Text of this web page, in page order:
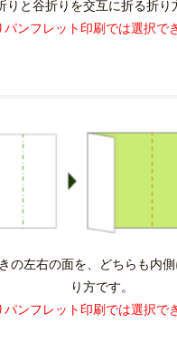
りと谷折りを交互に折る折り
ンフレット印刷では選択で
の左右の面を、どちらも内
り方です。
ンフレット印刷では選択で